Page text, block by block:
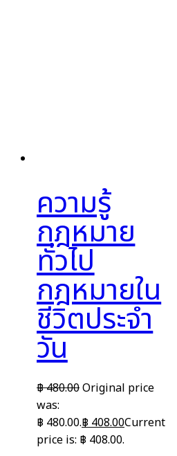
ความรู้
กฎหมาย
ทั่วไป
กฎหมายใน
ชีวิตประจำ
วัน
฿480.00Original price
was:
฿ 480.00.฿408.00Current
price is: ฿ 408.00.